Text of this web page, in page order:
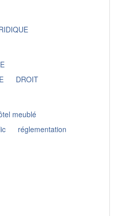
DROIT
meublé
réglementation